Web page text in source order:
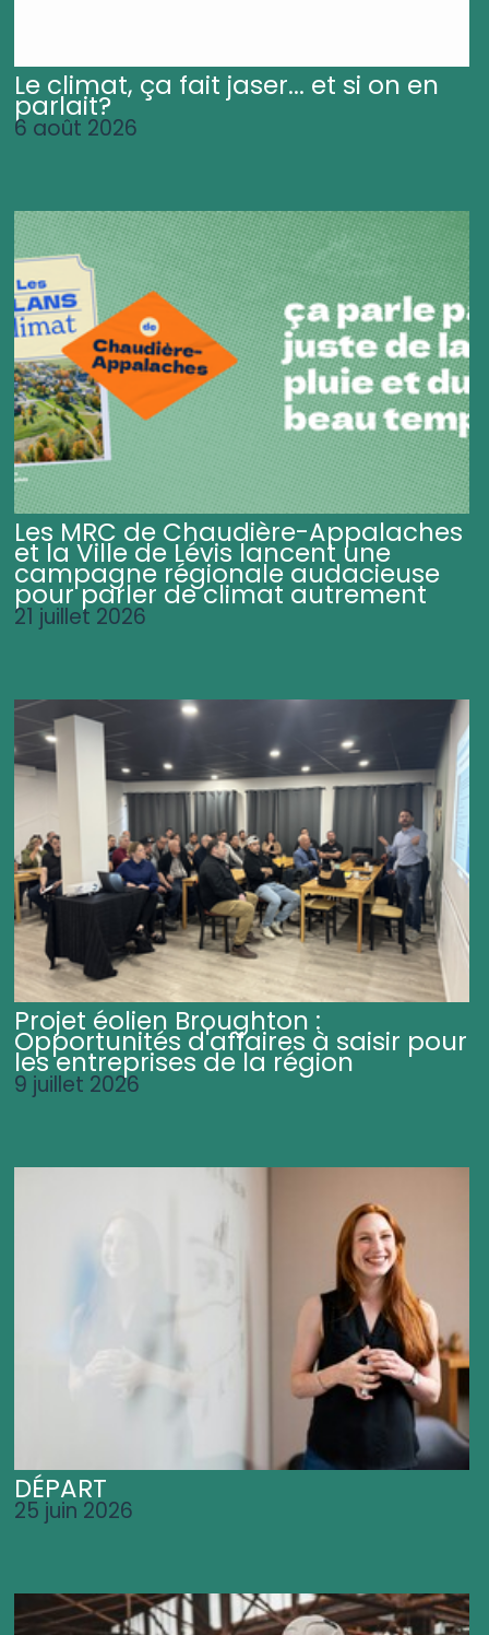
Le climat, ça fait jaser... et si on en
parlait?
6 août 2026
Les MRC de Chaudière-Appalaches
et la Ville de Lévis lancent une
campagne régionale audacieuse
pour parler de climat autrement
21 juillet 2026
Projet éolien Broughton :
Opportunités d'affaires à saisir pour
les entreprises de la région
9 juillet 2026
DÉPART
25 juin 2026